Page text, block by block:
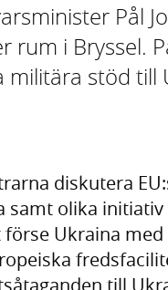
Pål
rum i Bryssel.
stöd till
diskutera
olika
Ukraina
till